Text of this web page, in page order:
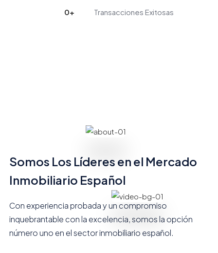
0+ Transacciones Exitosas
Somos Los Líderes en el Mercado
Inmobiliario Español
Con experiencia probada y un compromiso
inquebrantable con la excelencia, somos la opción
número uno en el sector inmobiliario español.